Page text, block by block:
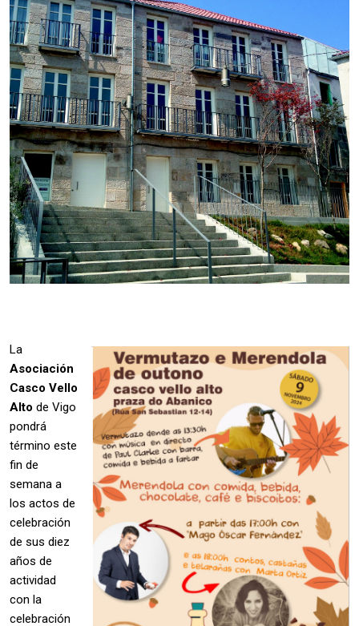
La
Asociación
Casco Vello
Alto de Vigo
pondrá
término este
fin de
semana a
los actos de
celebración
de sus diez
años de
actividad
con la
celebración